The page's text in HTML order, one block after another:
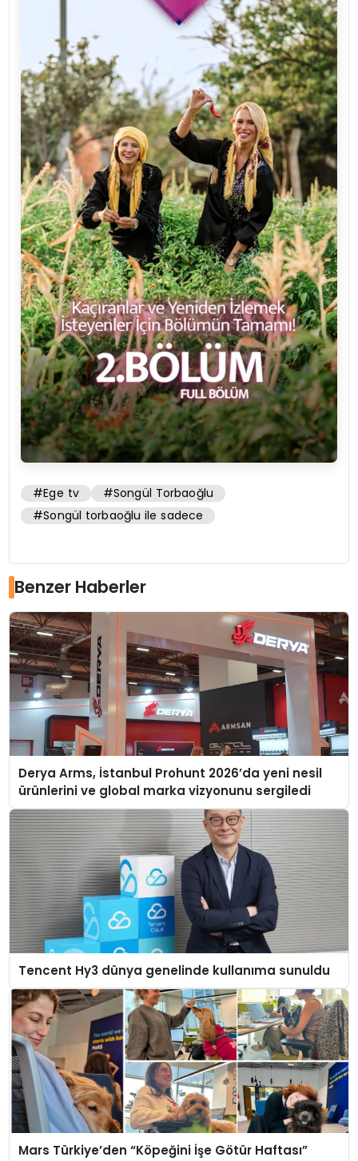
#Ege tv
#Songül Torbaoğlu
#Songül torbaoğlu ile sadece
Benzer Haberler
Derya Arms, İstanbul Prohunt 2026’da yeni nesil
ürünlerini ve global marka vizyonunu sergiledi
Tencent Hy3 dünya genelinde kullanıma sunuldu
Mars Türkiye’den “Köpeğini İşe Götür Haftası”